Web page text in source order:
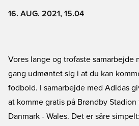
16. AUG. 2021, 15.04
Vores lange og trofaste samarbejde
gang udmøntet sig i at du kan
fodbold. I samarbejde med Adidas
at komme gratis på Brøndby
Danmark - Wales. Det er såre